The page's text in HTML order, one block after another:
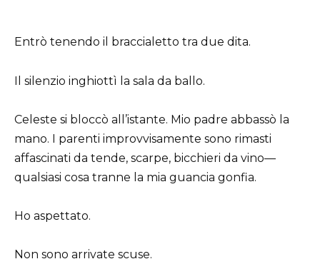
Entrò tenendo il braccialetto tra due dita.
Il silenzio inghiottì la sala da ballo.
Celeste si bloccò all’istante. Mio padre abbassò la
mano. I parenti improvvisamente sono rimasti
affascinati da tende, scarpe, bicchieri da vino—
qualsiasi cosa tranne la mia guancia gonfia.
Ho aspettato.
Non sono arrivate scuse.